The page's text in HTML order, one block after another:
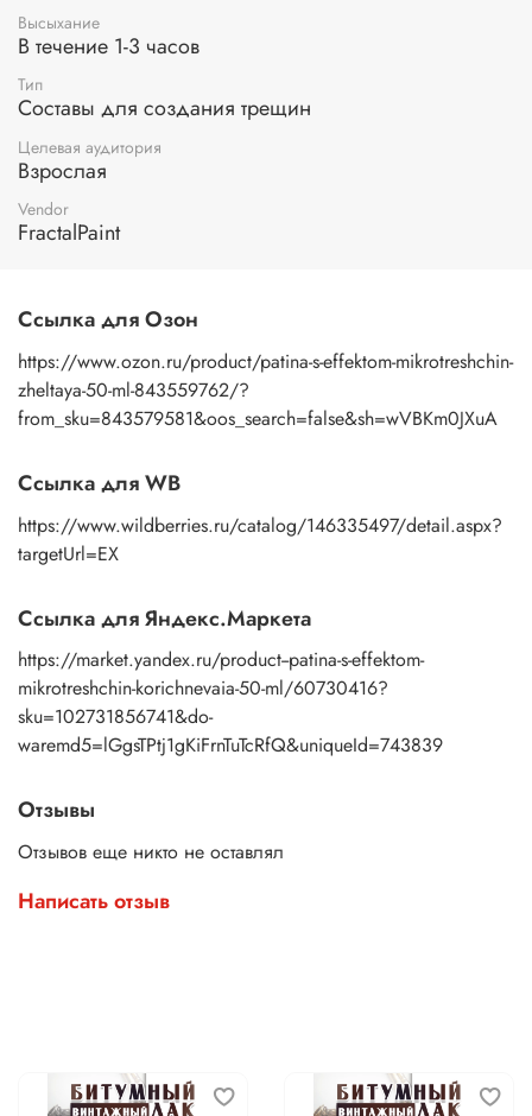
Высыхание
В течение 1-3 часов
Тип
Составы для создания трещин
Целевая аудитория
Взрослая
Vendor
FractalPaint
Ссылка для Озон
https://www.ozon.ru/product/patina-s-effektom-mikrotreshchin-
zheltaya-50-ml-843559762/?
from_sku=843579581&oos_search=false&sh=wVBKm0JXuA
Ссылка для WB
https://www.wildberries.ru/catalog/146335497/detail.aspx?
targetUrl=EX
Ссылка для Яндекс.Маркета
https://market.yandex.ru/product--patina-s-effektom-
mikrotreshchin-korichnevaia-50-ml/60730416?
sku=102731856741&do-
waremd5=lGgsTPtj1gKiFrnTuTcRfQ&uniqueId=743839
Отзывы
Отзывов еще никто не оставлял
Написать отзыв